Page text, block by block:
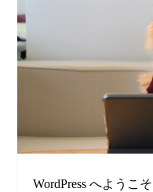
WordPress へようこ